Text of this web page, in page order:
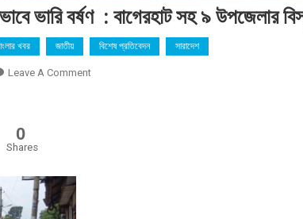
ভারি বর্ষণ : বাগেরহাট সহ ৯ উপজেলার
খবর জাতীয় বিশেষ প্রতিবেদন সারাদেশ
Leave A CommentOn
0
Shares